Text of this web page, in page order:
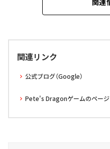
関連リンク
公式ブログ（Google）
Pete's Dragonゲームのページ